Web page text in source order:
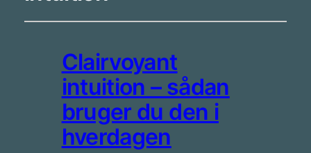
Clairvoyant
intuition – sådan
bruger du den i
hverdagen